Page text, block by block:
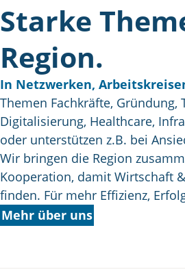
Starke
Region.
In Netzwerken,
Themen Fachkräfte,
Digitalisierung, Healthcare,
oder unterstützen z.B. bei
Wir bringen die Region
Kooperation, damit Wirtschaft
finden. Für mehr Effizienz,
Mehr über uns